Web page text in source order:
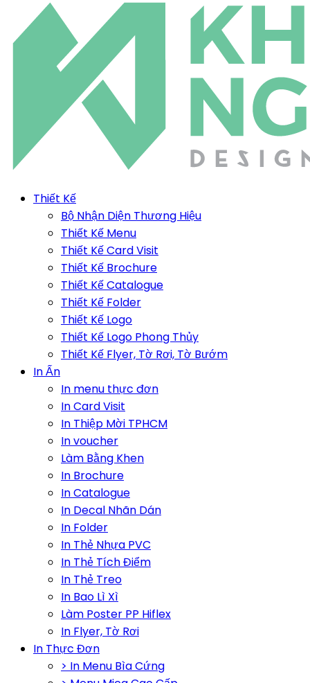
Thiết Kế
Bộ Nhận Diện Thương Hiệu
Thiết Kế Menu
Thiết Kế Card Visit
Thiết Kế Brochure
Thiết Kế Catalogue
Thiết Kế Folder
Thiết Kế Logo
Thiết Kế Logo Phong Thủy
Thiết Kế Flyer, Tờ Rơi, Tờ Bướm
In Ấn
In menu thực đơn
In Card Visit
In Thiệp Mời TPHCM
In voucher
Làm Bằng Khen
In Brochure
In Catalogue
In Decal Nhãn Dán
In Folder
In Thẻ Nhựa PVC
In Thẻ Tích Điểm
In Thẻ Treo
In Bao Lì Xì
Làm Poster PP Hiflex
In Flyer, Tờ Rơi
In Thực Đơn
> In Menu Bìa Cứng